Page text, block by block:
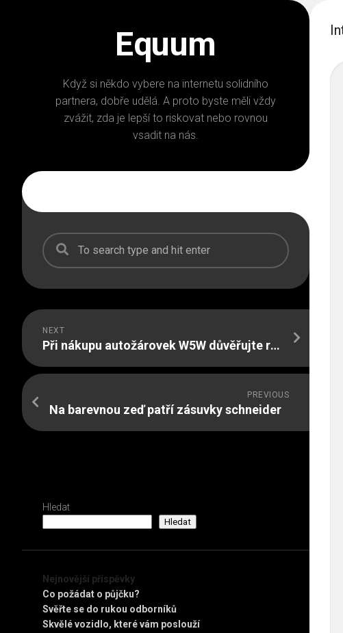
Equum
Když si někdo vybere na internetu solidního
partnera, dobře udělá. A proto byste měli vždy
zvážit, zda je lepší to riskovat nebo rovnou
vsadit na nás.
NEXT
Při nákupu autožárovek W5W důvěřujte renomované značce
PREVIOUS
Na barevnou zeď patří zásuvky schneider
Hledat
Hledat
Nejnovější příspěvky
Co požádat o půjčku?
Svěřte se do rukou odborníků
Skvělé vozidlo, které vám poslouží